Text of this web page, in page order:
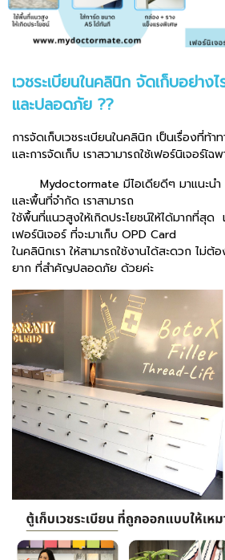
เวชระเบียนในคลินิก จัดเก็บอย่าง
และปลอดภัย ??
การจัดเก็บเวชระเบียนในคลินิก เป็นเรื่องที่ท้า
และการจัดเก็บ เราสวามารถใช้เฟอร์นิเจอร์เ้ฉ
Mydoctormate มีไอเดียดีๆ มาแนะนำ
และพื้นที่จำกัด เราสามารถ
ใช้พื้นที่แนวสูงให้เกิดประโยชน์ให้ได้มากที่สุ
เฟอร์นิเจอร์ ที่จะมาเก็บ OPD Card
ในคลินิกเรา ให้สามารถใช้งานได้สะดวก ไม่
ยาก ที่สำคัญปลอดภัย ด้วยค่ะ